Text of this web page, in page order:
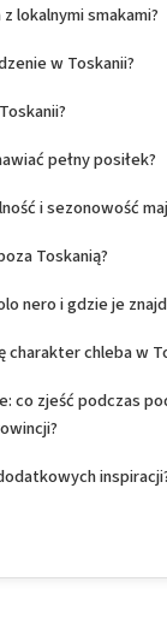
lokalnymi smakami?
w Toskanii?
pełny posiłek?
i sezonowość
Toskanią?
nero i gdzie je
charakter chleba w
co zjeść podczas